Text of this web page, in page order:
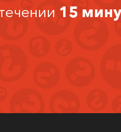
15